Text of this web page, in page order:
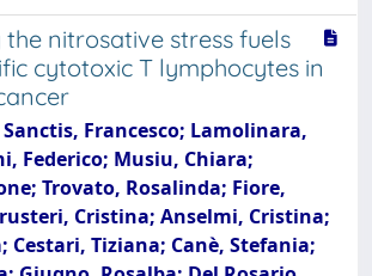
nitrosative stress fuels
cytotoxic T lymphocytes in
Sanctis, Francesco; Lamolinara,
Federico; Musiu, Chiara;
Trovato, Rosalinda; Fiore,
Cristina; Anselmi, Cristina;
Cestari, Tiziana; Canè, Stefania;